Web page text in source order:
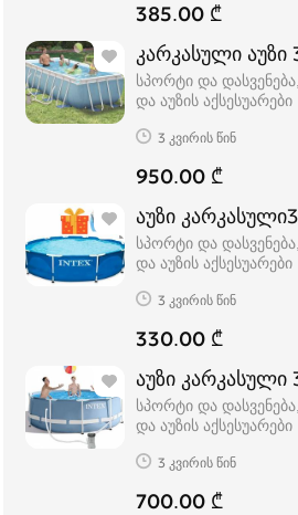
385.00 ₾
კარკასული აუზი
სპორტი და
და აუზის აქსესუარები
3 კვირის წინ
950.00 ₾
აუზი
სპორტი და
და აუზის აქსესუარები
3 კვირის წინ
330.00 ₾
აუზი კარკასული
სპორტი და
და აუზის აქსესუარები
3 კვირის წინ
700.00 ₾